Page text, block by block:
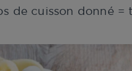
de cuisson donné